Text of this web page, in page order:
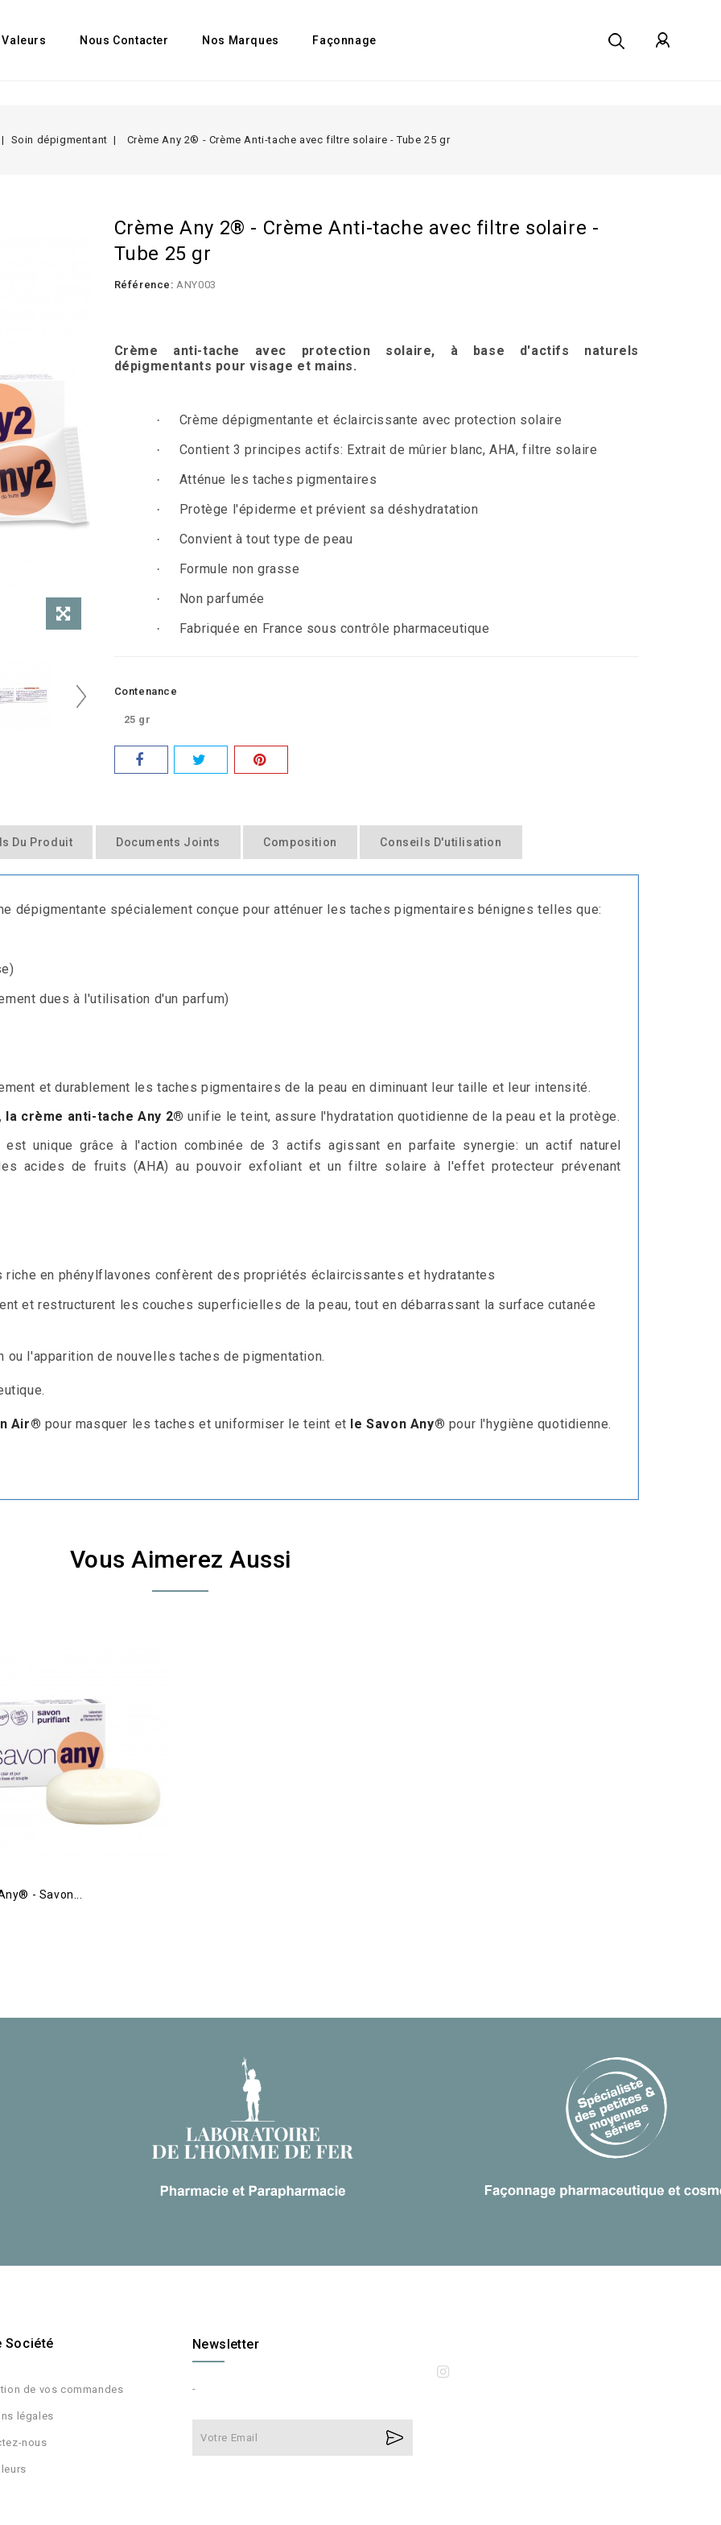
Nous Contacter Nos Marques Façonnage
Soin dépigmentant Crème Any 2® - Crème Anti-tache avec filtre solaire - Tube 25 gr
Crème Any 2® - Crème Anti-tache avec filtre solaire -
Tube 25 gr
Référence: ANY003
Crème anti-tache avec protection solaire, à base d'actifs naturels
dépigmentants pour visage et mains.
· Crème dépigmentante et éclaircissante avec protection solaire
· Contient 3 principes actifs: Extrait de mûrier blanc, AHA, filtre solaire
· Atténue les taches pigmentaires
· Protège l'épiderme et prévient sa déshydratation
· Convient à tout type de peau
· Formule non grasse
· Non parfumée
· Fabriquée en France sous contrôle pharmaceutique
Contenance
25 gr
Du Produit Documents Joints Composition Conseils D'utilisation
dépigmentante spécialement conçue pour atténuer les taches pigmentaires bénignes telles que:
dues à l'utilisation d'un parfum)
et durablement les taches pigmentaires de la peau en diminuant leur taille et leur intensité.
la crème anti-tache Any 2®unifie le teint, assure l'hydratation quotidienne de la peau et la protège.
est uniquegrâce à l'action combinée de 3 actifs agissant en parfaite synergie: un actif naturel
acides de fruits (AHA) au pouvoir exfoliant et un filtre solaire à l'effet protecteur prévenant
en phénylflavones confèrent des propriétés éclaircissantes et hydratantes
et restructurent les couches superficielles de la peau, tout en débarrassant la surface cutanée
l'apparition de nouvelles taches de pigmentation.
Air® pour masquer les taches et uniformiser le teint et le Savon Any® pour l'hygiène quotidienne.
Vous Aimerez Aussi
- Savon...
Société
de vos commandes
légales
nous
Newsletter
-